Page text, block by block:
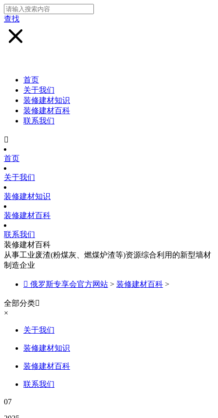
查找
首页
关于我们
装修建材知识
装修建材百科
联系我们

首页
关于我们
装修建材知识
装修建材百科
联系我们
装修建材百科
从事工业废渣(粉煤灰、燃煤炉渣等)资源综合利用的新型墙材
制造企业
 俄罗斯专享会官方网站 > 装修建材百科 >
全部分类
×
关于我们
装修建材知识
装修建材百科
联系我们
07